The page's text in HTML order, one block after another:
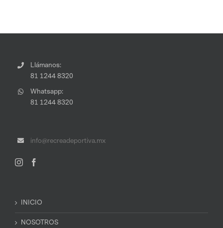
Llámanos:
81 1244 8320
Whatsapp:
81 1244 8320
info@recreadeportiva.mx
INICIO
NOSOTROS